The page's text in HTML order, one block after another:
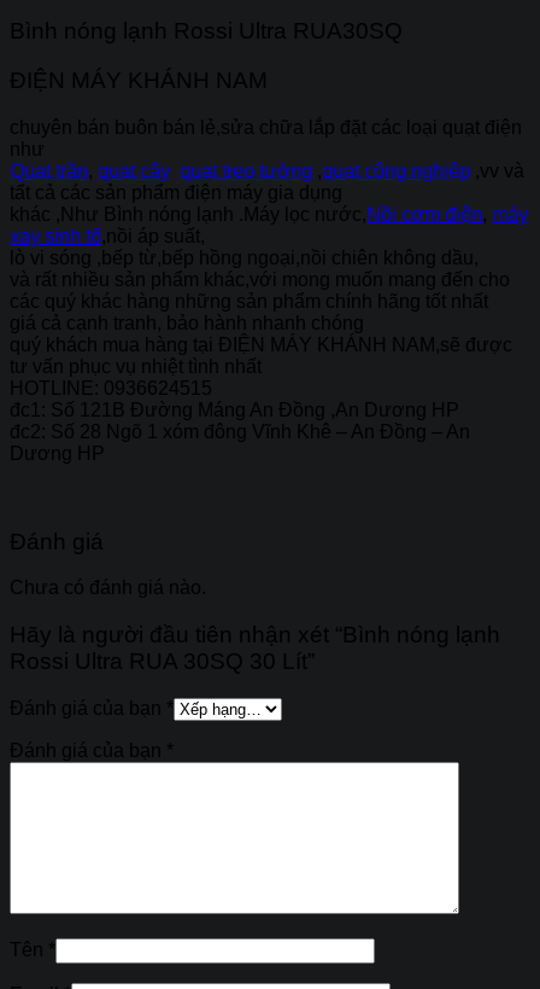
Bình nóng lạnh Rossi Ultra RUA30SQ
ĐIỆN MÁY KHÁNH NAM
chuyên bán buôn bán lẻ,sửa chữa lắp đặt các loại quạt điện
như
Quạt trần, quạt cây quạt treo tường ,quạt công nghiệp ,vv và
tất cả các sản phẩm điện máy gia dụng
khác ,Như Bình nóng lạnh .Máy lọc nước,Nồi cơm điện, máy
xay sinh tố,nồi áp suất,
lò vi sóng ,bếp từ,bếp hồng ngoại,nồi chiên không dầu,
và rất nhiều sản phẩm khác,với mong muốn mang đến cho
các quý khác hàng những sản phẩm chính hãng tốt nhất
giá cả cạnh tranh, bảo hành nhanh chóng
quý khách mua hàng tại ĐIỆN MÁY KHÁNH NAM ,sẽ được
tư vấn phục vụ nhiệt tình nhất
HOTLINE: 0936624515
đc1: Số 121B Đường Máng An Đồng ,An Dương HP
đc2: Số 28 Ngõ 1 xóm đông Vĩnh Khê – An Đồng – An
Dương HP
Đánh giá
Chưa có đánh giá nào.
Hãy là người đầu tiên nhận xét “Bình nóng lạnh
Rossi Ultra RUA 30SQ 30 Lít”
Đánh giá của bạn *
Đánh giá của bạn *
Tên *